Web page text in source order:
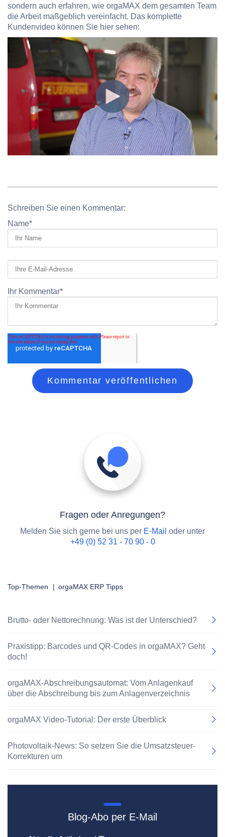
sondern auch erfahren, wie orgaMAX dem gesamten Team
die Arbeit maßgeblich vereinfacht. Das komplette
Kundenvideo können Sie hier sehen:
Schreiben Sie einen Kommentar:
Name*
Ihr Kommentar*
Fragen oder Anregungen?
Melden Sie sich gerne bei uns per E-Mail oder unter
+49 (0) 52 31 - 70 90 - 0
Top-Themen | orgaMAX ERP Tipps
Brutto- oder Nettorechnung: Was ist der Unterschied?
Praxistipp: Barcodes und QR-Codes in orgaMAX? Geht
doch!
orgaMAX-Abschreibungsautomat: Vom Anlagenkauf
über die Abschreibung bis zum Anlagenverzeichnis
orgaMAX Video-Tutorial: Der erste Überblick
Photovoltaik-News: So setzen Sie die Umsatzsteuer-
Korrekturen um
Blog-Abo per E-Mail